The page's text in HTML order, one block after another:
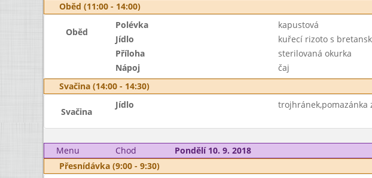
Oběd (11:00 - 14:00)
Oběd
Polévka
kapustová
Jídlo
kuřecí rizoto s
Příloha
sterilovaná okurka
Nápoj
čaj
Svačina (14:00 - 14:30)
Svačina
Jídlo trojhránek,pomazánka
Menu
Chod Pondělí 10. 9. 2018
Přesnídávka (9:00 - 9:30)